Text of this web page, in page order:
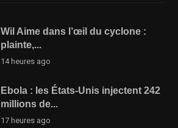
Wil Aime dans l’œil du cyclone :
plainte,...
14 heures ago
Ebola : les États-Unis injectent 242
millions de...
17 heures ago